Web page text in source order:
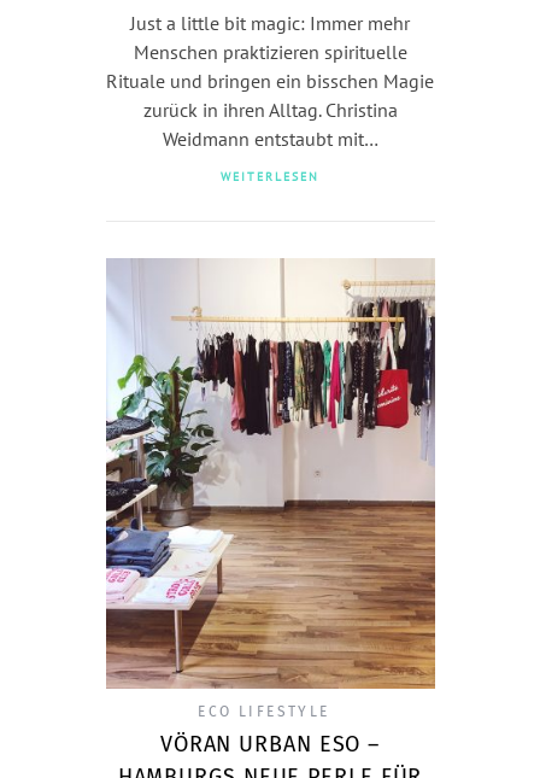
Just a little bit magic: Immer mehr
Menschen praktizieren spirituelle
Rituale und bringen ein bisschen Magie
zurück in ihren Alltag. Christina
Weidmann entstaubt mit…
WEITERLESEN
ECO LIFESTYLE
VÖRAN URBAN ESO –